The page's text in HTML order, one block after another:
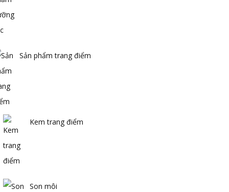
Sản phẩm trang điểm
Kem trang điểm
Son môi